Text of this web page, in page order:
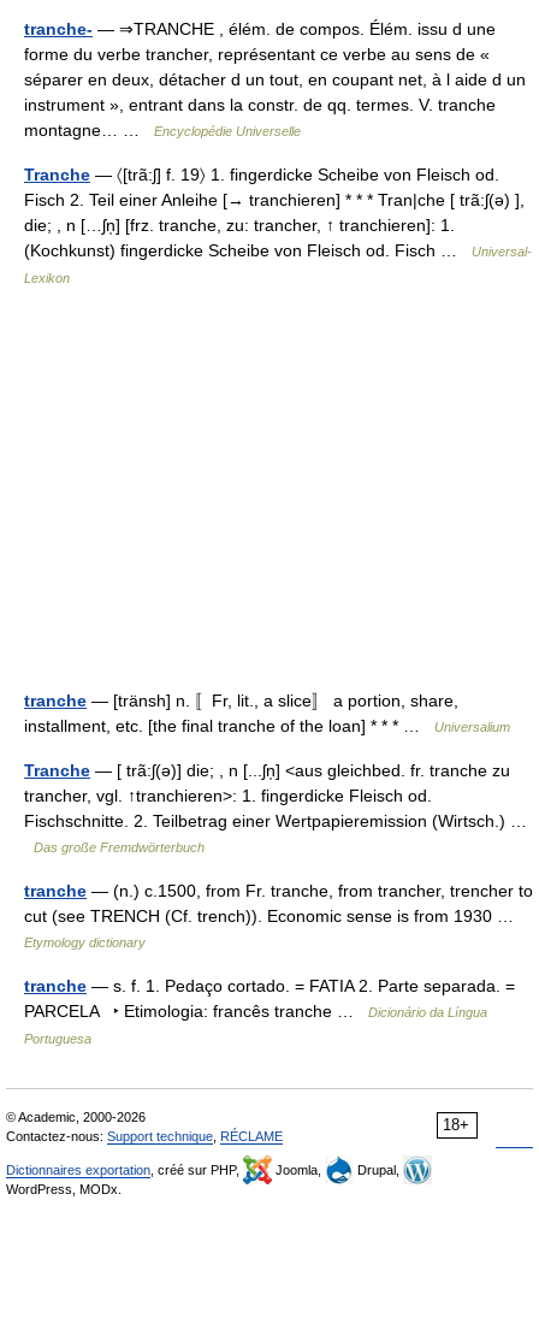
tranche- — ⇒TRANCHE , élém. de compos. Élém. issu d une
forme du verbe trancher, représentant ce verbe au sens de «
séparer en deux, détacher d un tout, en coupant net, à l aide d un
instrument », entrant dans la constr. de qq. termes. V. tranche
montagne… …
Encyclopédie Universelle
Tranche — 〈[trã:ʃ] f. 19〉 1. fingerdicke Scheibe von Fleisch od.
Fisch 2. Teil einer Anleihe [→ tranchieren] * * * Tran|che [ trã:ʃ(ə) ],
die; , n […ʃn̩] [frz. tranche, zu: trancher, ↑ tranchieren]: 1.
(Kochkunst) fingerdicke Scheibe von Fleisch od. Fisch …
Universal-
Lexikon
tranche — [tränsh] n. 〚Fr, lit., a slice〛 a portion, share,
installment, etc. [the final tranche of the loan] * * * …
Universalium
Tranche — [ trã:ʃ(ə)] die; , n [...ʃn̩] <aus gleichbed. fr. tranche zu
trancher, vgl. ↑tranchieren>: 1. fingerdicke Fleisch od.
Fischschnitte. 2. Teilbetrag einer Wertpapieremission (Wirtsch.) …
Das große Fremdwörterbuch
tranche — (n.) c.1500, from Fr. tranche, from trancher, trencher to
cut (see TRENCH (Cf. trench)). Economic sense is from 1930 …
Etymology dictionary
tranche — s. f. 1. Pedaço cortado. = FATIA 2. Parte separada. =
PARCELA ‣ Etimologia: francês tranche …
Dicionário da Língua
Portuguesa
18+
© Academic, 2000-2026
Contactez-nous: Support technique RÉCLAME
Dictionnaires exportation , créé sur PHP, Joomla,
Drupal,
WordPress, MODx.